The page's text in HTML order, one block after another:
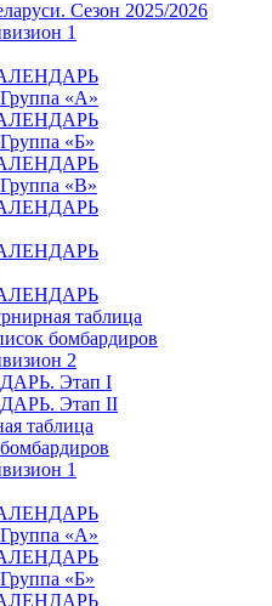
Сезон 2025/2026
1
«А»
«Б»
«В»
таблица
бомбардиров
2
Этап I
Этап II
таблица
1
«А»
«Б»